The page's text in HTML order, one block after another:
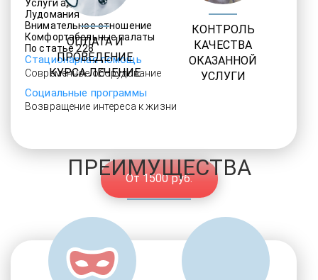
Услуги адвоката
Лудомания
Внимательное отношение
Комфортабельные палаты
По статье 228
Стационарная помощь
Современное оборудование
Социальные программы
Возвращение интереса к жизни
От 1500 руб.
ОПЛАТА И
ПРОВЕДЕНИЕ
КУРСА ЛЕЧЕНИЕ
КОНТРОЛЬ
КАЧЕСТВА
ОКАЗАННОЙ
УСЛУГИ
ПРЕИМУЩЕСТВА